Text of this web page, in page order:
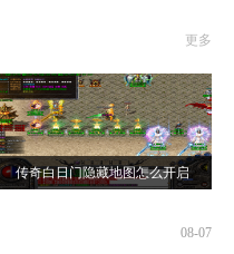
更多
传奇白日门隐藏地图怎么开启
08-07